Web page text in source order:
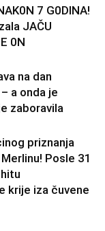
7 G0DlNA!
JAČU
0N
na dan
a onda je
zaboravila
priznanja
Posle 31
krije iza čuvene